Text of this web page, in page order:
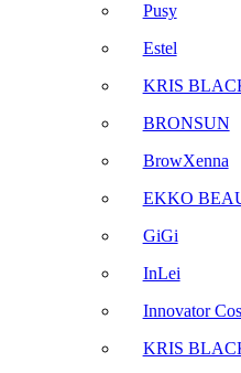
Pusy
Estel
KRIS
BRONSUN
BrowXenna
EKKO
GiGi
InLei
Innovator
KRIS